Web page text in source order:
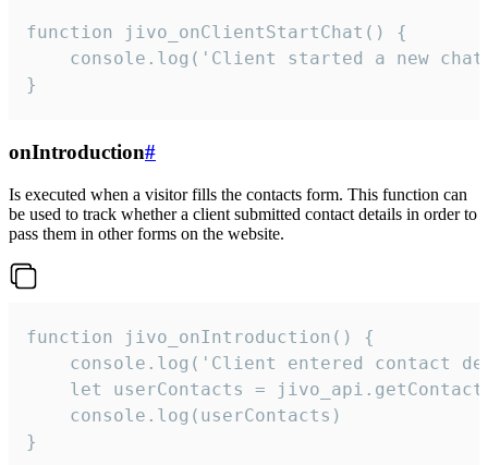
function jivo_onClientStartChat() {
console.log('Client started a new
}
onIntroduction#
Is executed when a visitor fills the contacts form. This function can
be used to track whether a client submitted contact details in order to
pass them in other forms on the website.
function jivo_onIntroduction() {
console.log('Client entered contact
let userContacts =
    console.log(userContacts)
}